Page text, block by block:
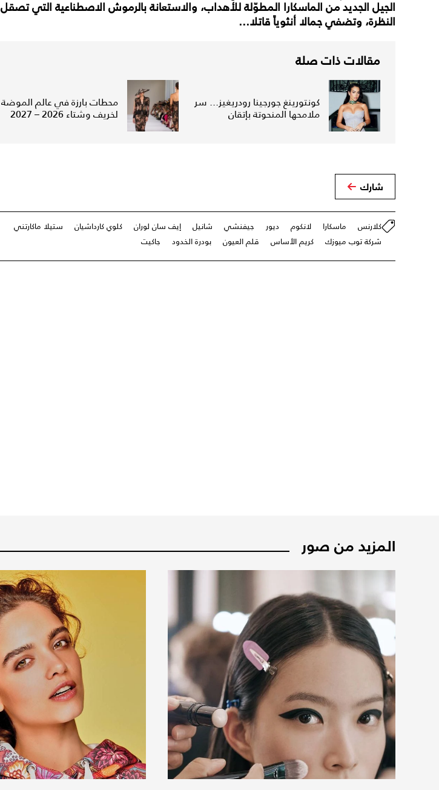
الجيل الجديد من الماسكارا المطوّلة للأهداب، والاستعانة بالرموش الاصطناعية التي تصقل
النظرة، وتضفي جمالا أنثوياً قاتلا...
مقالات ذات صلة
كونتورينغ جورجينا رودريغيز... سر
ملامحها المنحوتة بإتقان
محطات بارزة في عالم الموضة
لخريف وشتاء 2026 – 2027
شارك
كلارنس ماسكارا لانكوم ديور جيفنشي شانيل إيف سان لوران كلوي كارداشيان
ستيلا ماكارتني
شركة توب ميوزك
كريم الأساس قلم العيون بودرة الخدود جاكيت
المزيد من صور